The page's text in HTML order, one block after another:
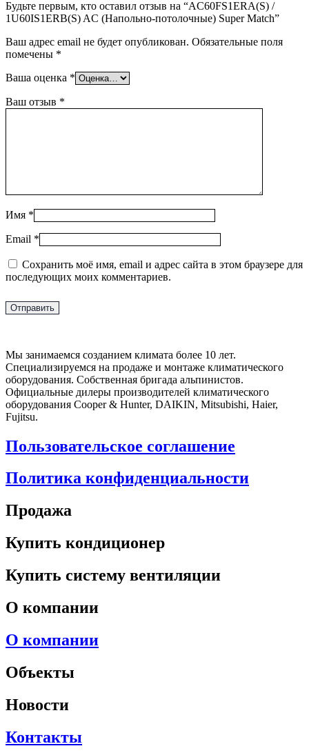
Будьте первым, кто оставил отзыв на “AC60FS1ERA(S) /
1U60IS1ERB(S) AC (Напольно-потолочные) Super Match”
Ваш адрес email не будет опубликован. Обязательные поля
помечены *
Ваша оценка *
Ваш отзыв *
Имя *
Email *
Сохранить моё имя, email и адрес сайта в этом браузере для
последующих моих комментариев.
Мы занимаемся созданием климата более 10 лет.
Специализируемся на продаже и монтаже климатического
оборудования. Собственная бригада альпинистов.
Официальные дилеры производителей климатического
оборудования Cooper & Hunter, DAIKIN, Mitsubishi, Haier,
Fujitsu.
Пользовательское соглашение
Политика конфиденциальности
Продажа
Купить кондиционер
Купить систему вентиляции
О компании
О компании
Объекты
Новости
Контакты